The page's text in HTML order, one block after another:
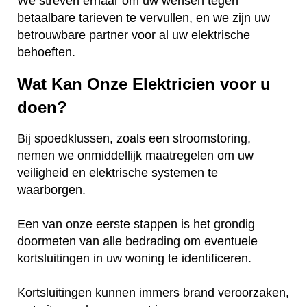
betaalbare tarieven te vervullen, en we zijn uw
betrouwbare partner voor al uw elektrische
behoeften.
Wat Kan Onze Elektricien voor u
doen?
Bij spoedklussen, zoals een stroomstoring,
nemen we onmiddellijk maatregelen om uw
veiligheid en elektrische systemen te
waarborgen.
Een van onze eerste stappen is het grondig
doormeten van alle bedrading om eventuele
kortsluitingen in uw woning te identificeren.
Kortsluitingen kunnen immers brand veroorzaken,